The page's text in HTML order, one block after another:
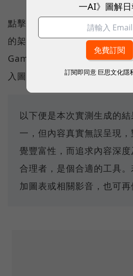
點擊生成後，簡報內容幾乎完
的架構與文字。而後續如要調
Gamma 的編輯器採用模組化
入圖表、影片或嵌入網頁都相
以下便是本次實測生成的
一，但內容真實無誤呈現
覺豐富性，而追求內容深
合理者，是個合適的工具
加圖表或相關影音，也可再
一AI》圖解日
訂閱即同意 巨思文化隱